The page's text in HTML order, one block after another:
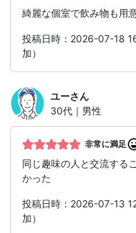
綺麗な個室で飲み物も用
投稿日時：2026-07-18
加）
ユーさん
30代｜男性
非常に満足
同じ趣味の人と交流する
かった
投稿日時：2026-07-13
加）